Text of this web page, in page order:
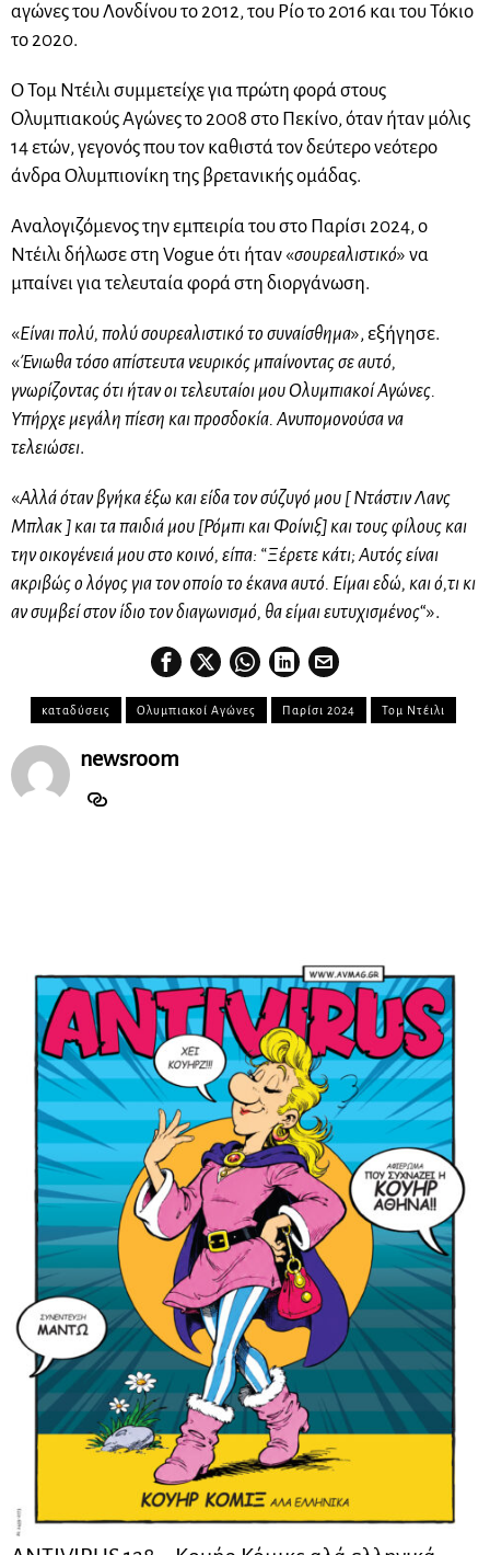
αγώνες του Λονδίνου το 2012, του Ρίο το 2016 και του Τόκιο
το 2020.
Ο Τομ Ντέιλι συμμετείχε για πρώτη φορά στους
Ολυμπιακούς Αγώνες το 2008 στο Πεκίνο, όταν ήταν μόλις
14 ετών, γεγονός που τον καθιστά τον δεύτερο νεότερο
άνδρα Ολυμπιονίκη της βρετανικής ομάδας.
Αναλογιζόμενος την εμπειρία του στο Παρίσι 2024, ο
Ντέιλι δήλωσε στη Vogue ότι ήταν «σουρεαλιστικό» να
μπαίνει για τελευταία φορά στη διοργάνωση.
«Είναι πολύ, πολύ σουρεαλιστικό το συναίσθημα», εξήγησε.
«Ένιωθα τόσο απίστευτα νευρικός μπαίνοντας σε αυτό,
γνωρίζοντας ότι ήταν οι τελευταίοι μου Ολυμπιακοί Αγώνες.
Υπήρχε μεγάλη πίεση και προσδοκία. Ανυπομονούσα να
τελειώσει.
«Αλλά όταν βγήκα έξω και είδα τον σύζυγό μου [ Ντάστιν Λανς
Μπλακ ] και τα παιδιά μου [Ρόμπι και Φοίνιξ] και τους φίλους και
την οικογένειά μου στο κοινό, είπα: “Ξέρετε κάτι; Αυτός είναι
ακριβώς ο λόγος για τον οποίο το έκανα αυτό. Είμαι εδώ, και ό,τι κι
αν συμβεί στον ίδιο τον διαγωνισμό, θα είμαι ευτυχισμένος“».
καταδύσεις Ολυμπιακοί Αγώνες Παρίσι 2024 Τομ Ντέιλι
newsroom